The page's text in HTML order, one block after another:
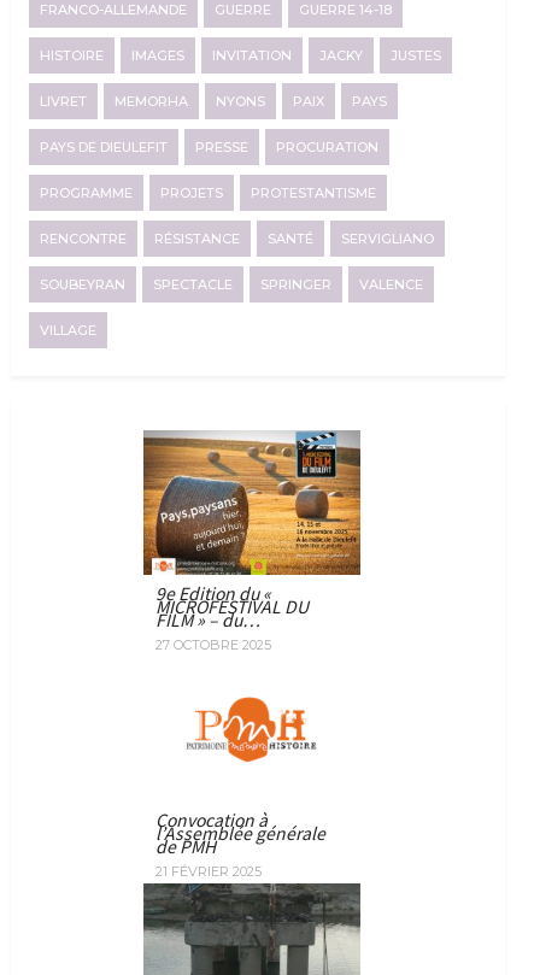
FRANCO-ALLEMANDE GUERRE GUERRE 14-18
HISTOIRE IMAGES INVITATION JACKY JUSTES
LIVRET MEMORHA NYONS PAIX PAYS
PAYS DE DIEULEFIT PRESSE PROCURATION
PROGRAMME PROJETS PROTESTANTISME
RENCONTRE RÉSISTANCE SANTÉ SERVIGLIANO
SOUBEYRAN SPECTACLE SPRINGER VALENCE
VILLAGE
9e Edition du «
MICROFESTIVAL DU
FILM » – du…
27 OCTOBRE 2025
Convocation à
l’Assemblée générale
de PMH
21 FÉVRIER 2025